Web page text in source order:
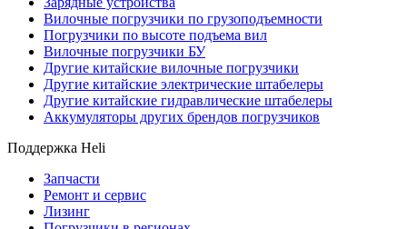
Вилочные погрузчики по грузоподъемности
Погрузчики по высоте подъема вил
Вилочные погрузчики БУ
Другие китайские вилочные погрузчики
Другие китайские электрические штабелеры
Другие китайские гидравлические штабелеры
Аккумуляторы других брендов погрузчиков
Поддержка Heli
Запчасти
Ремонт и сервис
Лизинг